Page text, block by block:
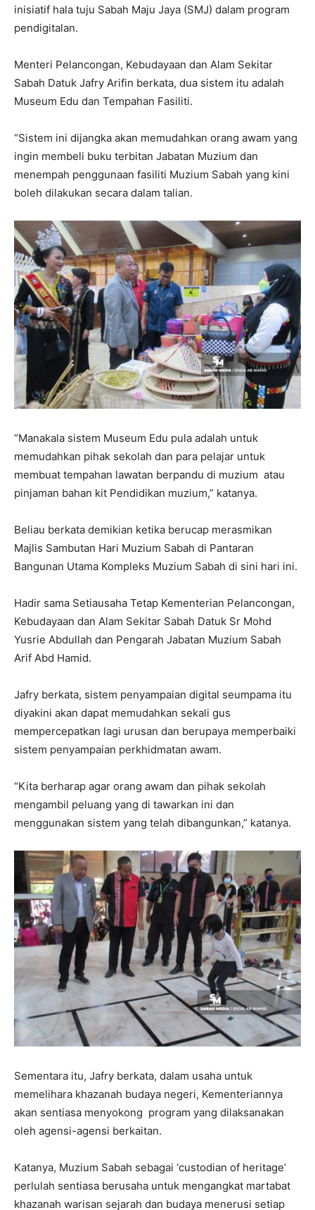
inisiatif hala tuju Sabah Maju Jaya (SMJ) dalam program
pendigitalan.
Menteri Pelancongan, Kebudayaan dan Alam Sekitar
Sabah Datuk Jafry Arifin berkata, dua sistem itu adalah
Museum Edu dan Tempahan Fasiliti.
“Sistem ini dijangka akan memudahkan orang awam yang
ingin membeli buku terbitan Jabatan Muzium dan
menempah penggunaan fasiliti Muzium Sabah yang kini
boleh dilakukan secara dalam talian.
“Manakala sistem Museum Edu pula adalah untuk
memudahkan pihak sekolah dan para pelajar untuk
membuat tempahan lawatan berpandu di muzium atau
pinjaman bahan kit Pendidikan muzium,” katanya.
Beliau berkata demikian ketika berucap merasmikan
Majlis Sambutan Hari Muzium Sabah di Pantaran
Bangunan Utama Kompleks Muzium Sabah di sini hari ini.
Hadir sama Setiausaha Tetap Kementerian Pelancongan,
Kebudayaan dan Alam Sekitar Sabah Datuk Sr Mohd
Yusrie Abdullah dan Pengarah Jabatan Muzium Sabah
Arif Abd Hamid.
Jafry berkata, sistem penyampaian digital seumpama itu
diyakini akan dapat memudahkan sekali gus
mempercepatkan lagi urusan dan berupaya memperbaiki
sistem penyampaian perkhidmatan awam.
“Kita berharap agar orang awam dan pihak sekolah
mengambil peluang yang di tawarkan ini dan
menggunakan sistem yang telah dibangunkan,” katanya.
Sementara itu, Jafry berkata, dalam usaha untuk
memelihara khazanah budaya negeri, Kementeriannya
akan sentiasa menyokong program yang dilaksanakan
oleh agensi-agensi berkaitan.
Katanya, Muzium Sabah sebagai ‘custodian of heritage’
perlulah sentiasa berusaha untuk mengangkat martabat
khazanah warisan sejarah dan budaya menerusi setiap